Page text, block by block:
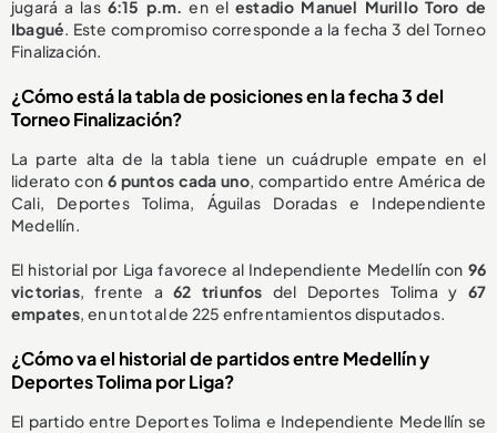
jugará a las 6:15 p.m. en elestadio Manuel Murillo Toro de
Ibagué. Este compromiso corresponde a la fecha 3 del Torneo
Finalización.
¿Cómo está la tabla de posiciones en la fecha 3 del
Torneo Finalización?
La parte alta de la tabla tiene un cuádruple empate en el
liderato con 6 puntos cada uno, compartido entre América de
Cali, Deportes Tolima, Águilas Doradas e Independiente
Medellín.
El historial por Liga favorece al Independiente Medellín con 96
victorias, frente a62 triunfos del Deportes Tolima y 67
empates, en un total de 225 enfrentamientos disputados.
¿Cómo va el historial de partidos entre Medellín y
Deportes Tolima por Liga?
El partido entre Deportes Tolima e Independiente Medellín se